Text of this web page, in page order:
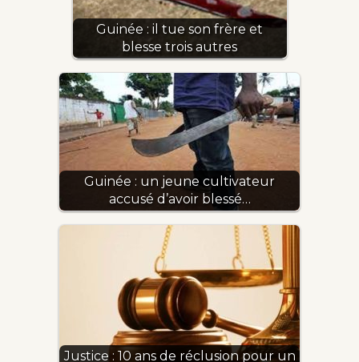
Guinée : il tue son frère et
blesse trois autres
Guinée : un jeune cultivateur
accusé d’avoir blessé…
Justice : 10 ans de réclusion pour un